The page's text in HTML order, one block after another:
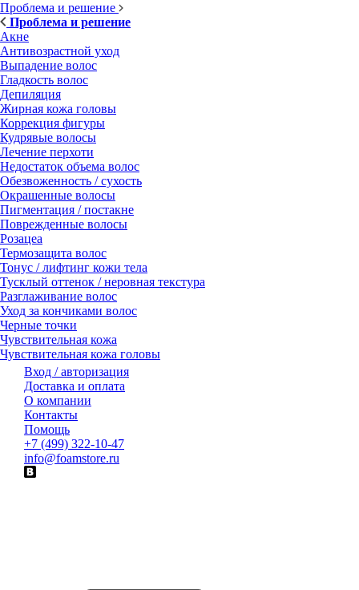
Проблема и решение
Проблема и решение
Акне
Антивозрастной уход
Выпадение волос
Гладкость волос
Депиляция
Жирная кожа головы
Коррекция фигуры
Кудрявые волосы
Лечение перхоти
Недостаток объема волос
Обезвоженность / сухость
Окрашенные волосы
Пигментация / постакне
Поврежденные волосы
Розацеа
Термозащита волос
Тонус / лифтинг кожи тела
Тусклый оттенок / неровная текстура
Разглаживание волос
Уход за кончиками волос
Черные точки
Чувствительная кожа
Чувствительная кожа головы
Вход / авторизация
Доставка и оплата
О компании
Контакты
Помощь
+7 (499) 322-10-47
info@foamstore.ru